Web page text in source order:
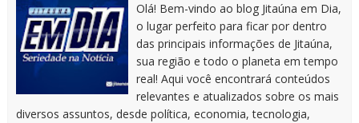
Olá! Bem-vindo ao blog Jitaúna em Dia,
o lugar perfeito para ficar por dentro
das principais informações de Jitaúna,
sua região e todo o planeta em tempo
real! Aqui você encontrará conteúdos
relevantes e atualizados sobre os mais
diversos assuntos, desde política, economia, tecnologia,